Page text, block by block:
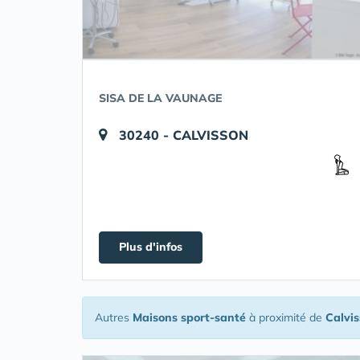
SISA DE LA VAUNAGE
30240 - CALVISSON
Plus d'infos
Autres Maisons sport-santé à proximité de